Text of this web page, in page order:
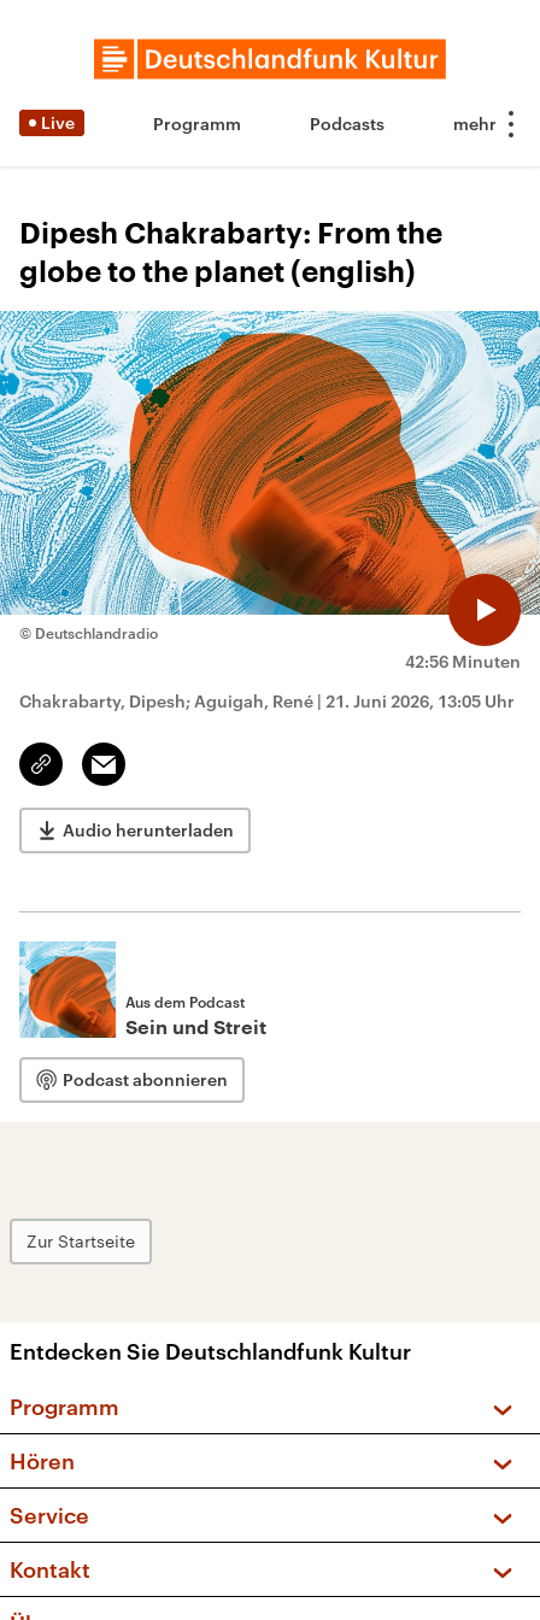
Live Programm Podcasts
Dipesh Chakrabarty: From the
globe to the planet (english)
42:56 Minuten
© Deutschlandradio
Chakrabarty, Dipesh; Aguigah, René | 21. Juni 2026, 13:05 Uhr
Link
kopieren/teilen
Email
Audio herunterladen
Aus dem Podcast
Sein und Streit
Podcast abonnieren
Zur Startseite
Entdecken Sie Deutschlandfunk Kultur
Programm
Sendungen und Podcasts
Musikliste
Kakadu – Das Kinderprogramm
Hören
Frequenzen (UKW + DAB+)
Service
FAQ
Apps
Kontakt